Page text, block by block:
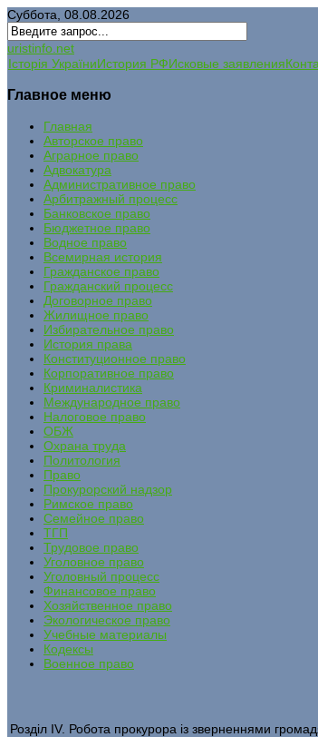
Суббота, 08.08.2026
uristinfo.net
Історія УкраїниИстория РФИсковые заявления
Главное меню
Главная
Авторское право
Аграрное право
Адвокатура
Административное право
Арбитражный процесс
Банковское право
Бюджетное право
Водное право
Всемирная история
Гражданское право
Гражданский процесс
Договорное право
Жилищное право
Избирательное право
История права
Конституционное право
Корпоративное право
Криминалистика
Международное право
Налоговое право
ОБЖ
Охрана труда
Политология
Право
Прокурорский надзор
Римское право
Семейное право
ТГП
Трудовое право
Уголовное право
Уголовный процесс
Финансовое право
Хозяйственное право
Экологическое право
Учебные материалы
Кодексы
Военное право
Розділ IV. Робота прокурора із зверненнями